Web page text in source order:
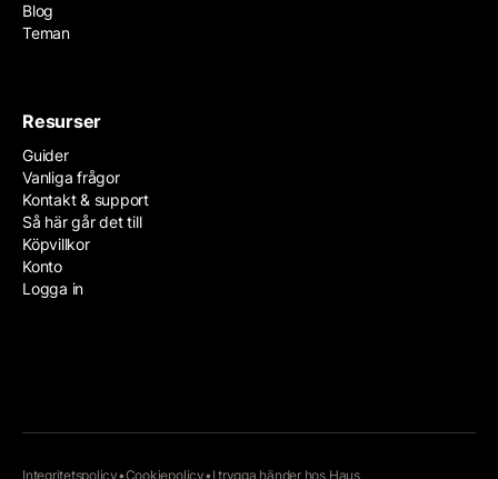
Blog
Teman
Resurser
Guider
Vanliga frågor
Kontakt & support
Så här går det till
Köpvillkor
Konto
Logga in
Integritetspolicy•Cookiepolicy•I trygga händer hos Haus